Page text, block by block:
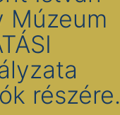
Múzeum
részére.